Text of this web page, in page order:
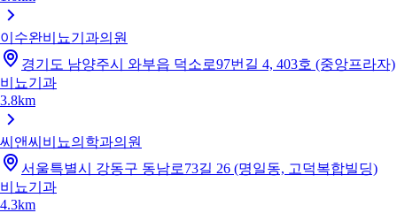
이수완비뇨기과의원
경기도 남양주시 와부읍 덕소로97번길 4, 403호 (중앙프라자)
비뇨기과
3.8km
씨앤씨비뇨의학과의원
서울특별시 강동구 동남로73길 26 (명일동, 고덕복합빌딩)
비뇨기과
4.3km